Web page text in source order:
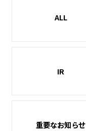
ALL
IR
重要なお知らせ